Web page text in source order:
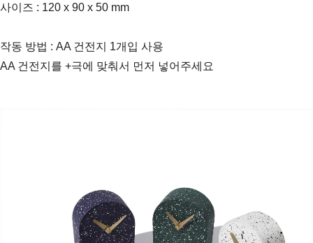
사이즈 : 120 x 90 x 50 mm
작동 방법 : AA 건전지 1개입 사용
AA 건전지를 +극에 맞춰서 먼저 넣어주세요